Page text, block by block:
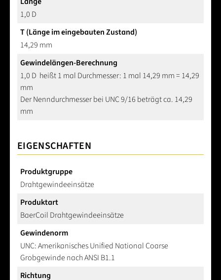
1,0 D
T (Länge im eingebauten Zustand)
14,29 mm
Gewindelängen-Berechnung
1,0 D heißt 1 mal Durchmesser: 1 mal 14,29 mm = 14,29
mm
Der Nenndurchmesser bei UNC 9/16 beträgt ca. 14,29
mm
EIGENSCHAFTEN
Produktgruppe
Drahtgewindeeinsätze
Produktart
BaerCoil Drahtgewindeeinsätze
Gewindenorm
UNC: Amerikanisches Unified National Coarse
Grobgewinde nach ANSI B1.1
Richtung